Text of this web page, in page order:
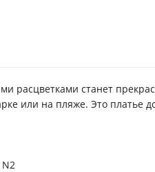
расцветками станет
или на пляже. Это платье